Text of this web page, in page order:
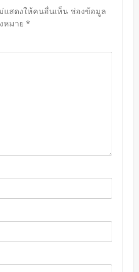
แสดงให้คนอื่นเห็น ช่องข้อมูล
หมาย *